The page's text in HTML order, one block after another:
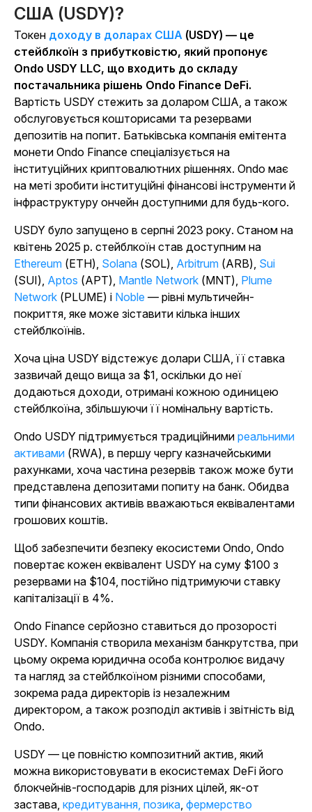
США (USDY)?
Токен доходу в доларах США (USDY) — це
стейблкоїн з прибутковістю, який пропонує
Ondo USDY LLC, що входить до складу
постачальника рішень Ondo Finance DeFi.
Вартість USDY стежить за доларом США, а також
обслуговується кошторисами та резервами
депозитів на попит. Батьківська компанія емітента
монети Ondo Finance спеціалізується на
інституційних криптовалютних рішеннях. Ondo має
на меті зробити інституційні фінансові інструменти й
інфраструктуру ончейн доступними для будь-кого.
USDY було запущено в серпні 2023 року. Станом на
квітень 2025 р. стейблкоїн став доступним на
Ethereum (ETH), Solana (SOL), Arbitrum (ARB), Sui
(SUI), Aptos (APT), Mantle Network (MNT), Plume
Network (PLUME) і Noble — рівні мультичейн-
покриття, яке може зіставити кілька інших
стейблкоїнів.
Хоча ціна USDY відстежує долари США, її ставка
зазвичай дещо вища за $1, оскільки до неї
додаються доходи, отримані кожною одиницею
стейблкоїна, збільшуючи її номінальну вартість.
Ondo USDY підтримується традиційними реальними
активами (RWA), в першу чергу казначейськими
рахунками, хоча частина резервів також може бути
представлена депозитами попиту на банк. Обидва
типи фінансових активів вважаються еквівалентами
грошових коштів.
Щоб забезпечити безпеку екосистеми Ondo, Ondo
повертає кожен еквівалент USDY на суму $100 з
резервами на $104, постійно підтримуючи ставку
капіталізації в 4%.
Ondo Finance серйозно ставиться до прозорості
USDY. Компанія створила механізм банкрутства, при
цьому окрема юридична особа контролює видачу
та нагляд за стейблкоїном різними способами,
зокрема рада директорів із незалежним
директором, а також розподіл активів і звітність від
Ondo.
USDY — це повністю композитний актив, який
можна використовувати в екосистемах DeFi його
блокчейнів-господарів для різних цілей, як-от
застава, кредитування, позика, фермерство